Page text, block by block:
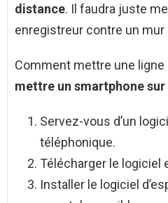
distance. Il faudra juste
enregistreur contre un mur
Comment mettre une ligne
mettre un smartphone sur
Servez-vous d’un
téléphonique.
Télécharger le logiciel
Installer le logiciel